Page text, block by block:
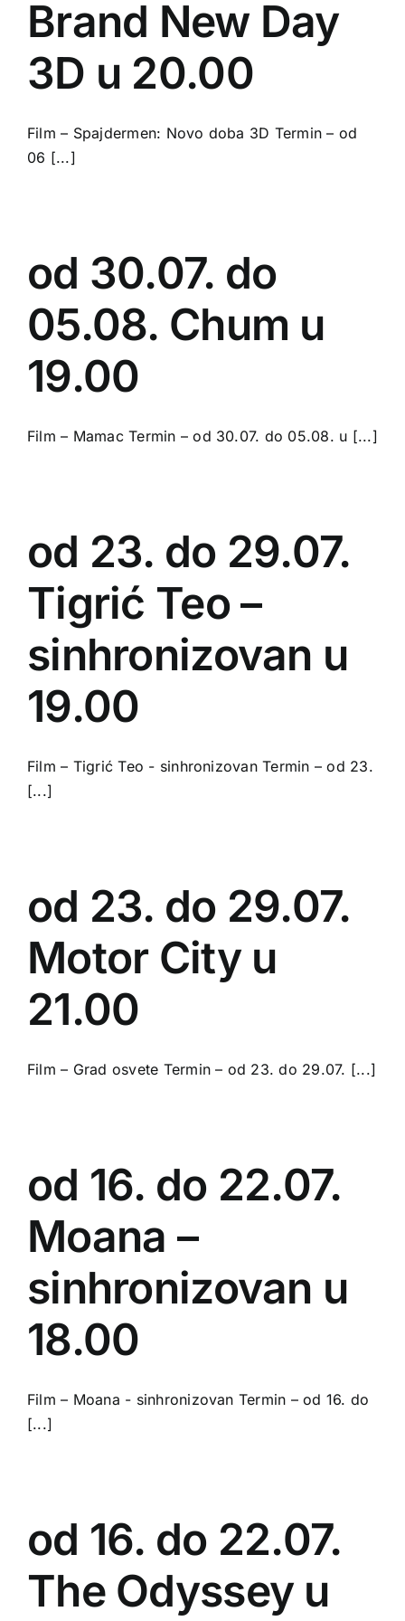
Brand New Day
3D u 20.00
Film – Spajdermen: Novo doba 3D Termin – od
06 [...]
od 30.07. do
05.08. Chum u
19.00
Film – Mamac Termin – od 30.07. do 05.08. u [...]
od 23. do 29.07.
Tigrić Teo –
sinhronizovan u
19.00
Film – Tigrić Teo - sinhronizovan Termin – od 23.
[...]
od 23. do 29.07.
Motor City u
21.00
Film – Grad osvete Termin – od 23. do 29.07. [...]
od 16. do 22.07.
Moana –
sinhronizovan u
18.00
Film – Moana - sinhronizovan Termin – od 16. do
[...]
od 16. do 22.07.
The Odyssey u